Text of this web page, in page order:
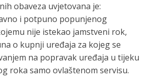
obaveza uvjetovana je:
i potpuno popunjenog
nije istekao jamstveni rok,
o kupnji uređaja za kojeg se
na popravak uređaja u tijeku
roka samo ovlaštenom servisu.